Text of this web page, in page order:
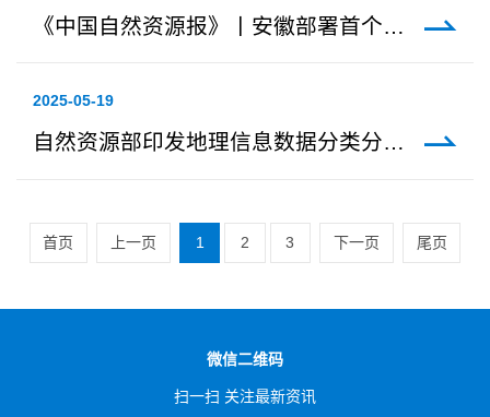
《中国自然资源报》丨安徽部署首个实景三维数据库管理系统市级节点
2025-05-19
自然资源部印发地理信息数据分类分级指南
首页 上一页 1 2 3 下一页 尾页
微信二维码
扫一扫 关注最新资讯